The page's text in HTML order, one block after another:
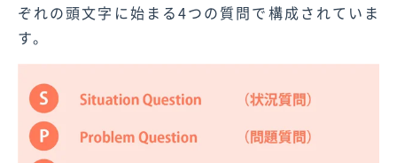
ぞれの頭文字に始まる4つの質問で構成されていま
す。